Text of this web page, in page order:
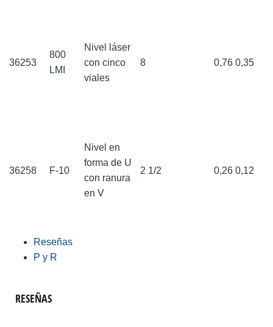
36253
800
LMI
Nivel láser
con cinco
viales
8 0,76 0,35
36258 F-10
Nivel en
forma de U
con ranura
en V
2 1/2 0,26 0,12
Reseñas
P y R